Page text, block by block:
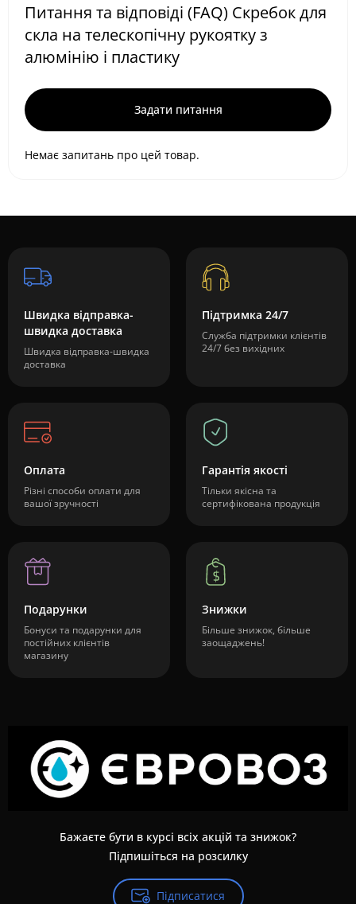
Питання та відповіді (FAQ) Скребок для
скла на телескопічну рукоятку з
алюмінію і пластику
Задати питання
Немає запитань про цей товар.
Швидка відправка-
швидка доставка
Швидка відправка-швидка
доставка
Підтримка 24/7
Служба підтримки клієнтів
24/7 без вихідних
Оплата
Різні способи оплати для
вашої зручності
Гарантія якості
Тільки якісна та
сертифікована продукція
Подарунки
Бонуси та подарунки для
постійних клієнтів
магазину
Знижки
Більше знижок, більше
заощаджень!
Бажаєте бути в курсі всіх акцій та знижок?
Підпишіться на розсилку
Підписатися